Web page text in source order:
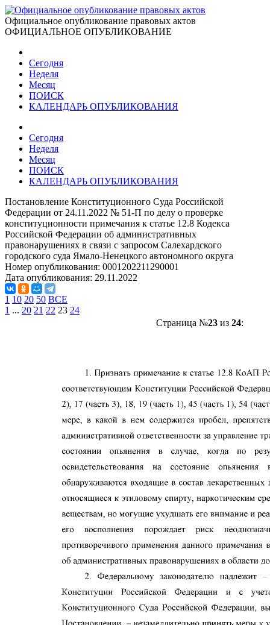
Официальное опубликование правовых актов
ОФИЦИАЛЬНОЕ ОПУБЛИКОВАНИЕ
Сегодня
Неделя
Месяц
ПОИСК
КАЛЕНДАРЬ ОПУБЛИКОВАНИЯ
Сегодня
Неделя
Месяц
ПОИСК
КАЛЕНДАРЬ ОПУБЛИКОВАНИЯ
Постановление Конституционного Суда Российской
Федерации от 24.11.2022 № 51-П по делу о проверке
конституционности примечания к статье 12.8 Кодекса
Российской Федерации об административных
правонарушениях в связи с запросом Салехардского
городского суда Ямало-Ненецкого автономного округа
Номер опубликования: 0001202211290001
Дата опубликования: 29.11.2022
1 10 20 50 ВСЕ
1 ... 20 21 22 23 24
Страница №23из 24: